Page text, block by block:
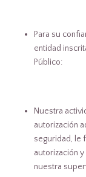
Para su
entidad
Público:
Nuestra
autorización
seguridad, le
autorización
nuestra